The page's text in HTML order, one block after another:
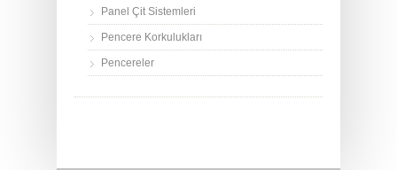
Panel Çit Sistemleri
Pencere Korkulukları
Pencereler